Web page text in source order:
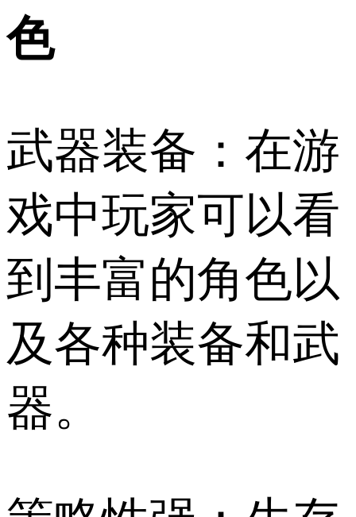
色
武器装备：在游
戏中玩家可以看
到丰富的角色以
及各种装备和武
器。